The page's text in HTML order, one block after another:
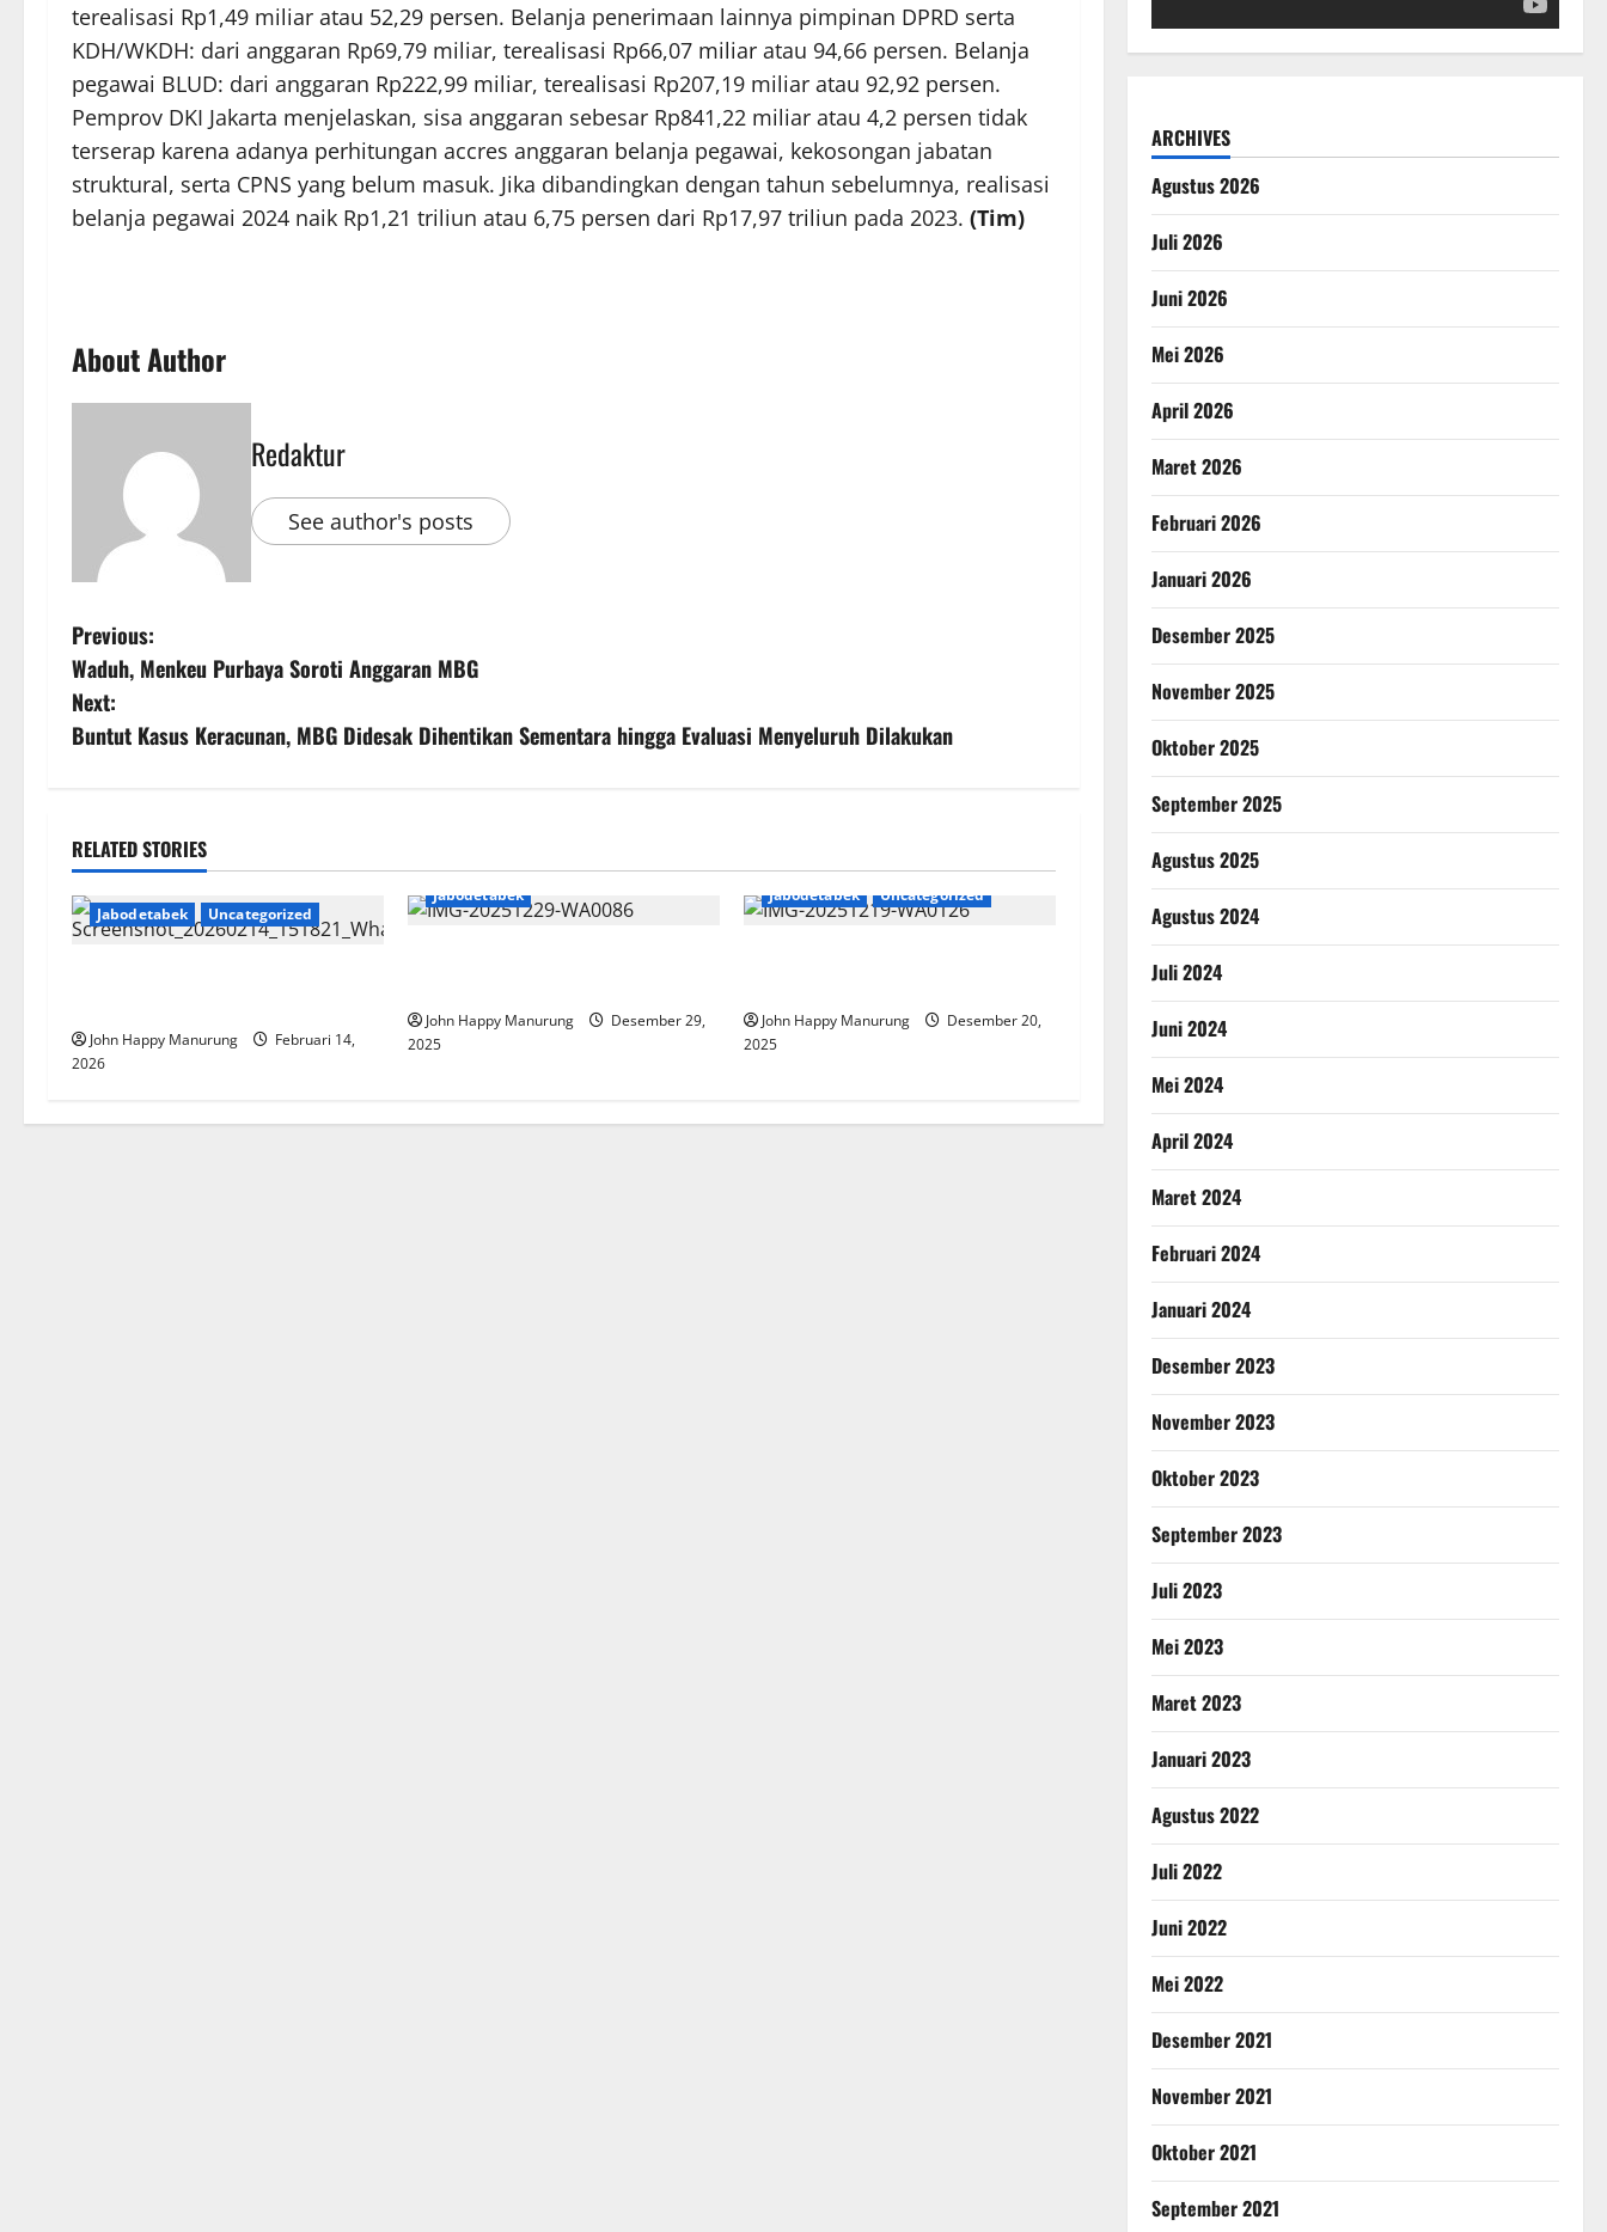
terealisasi Rp1,49 miliar atau 52,29 persen. Belanja penerimaan lainnya pimpinan DPRD serta
KDH/WKDH: dari anggaran Rp69,79 miliar, terealisasi Rp66,07 miliar atau 94,66 persen. Belanja
pegawai BLUD: dari anggaran Rp222,99 miliar, terealisasi Rp207,19 miliar atau 92,92 persen.
Pemprov DKI Jakarta menjelaskan, sisa anggaran sebesar Rp841,22 miliar atau 4,2 persen tidak
terserap karena adanya perhitungan accres anggaran belanja pegawai, kekosongan jabatan
struktural, serta CPNS yang belum masuk. Jika dibandingkan dengan tahun sebelumnya, realisasi
belanja pegawai 2024 naik Rp1,21 triliun atau 6,75 persen dari Rp17,97 triliun pada 2023. (Tim)
About Author
Redaktur
See author's posts
Previous:
Waduh, Menkeu Purbaya Soroti Anggaran MBG
Next:
Buntut Kasus Keracunan, MBG Didesak Dihentikan Sementara hingga Evaluasi Menyeluruh Dilakukan
RELATED STORIES
Jabodetabek Uncategorized
John Happy Manurung
Februari 14,
2026
Jabodetabek
John Happy Manurung
Desember 29,
2025
Jabodetabek Uncategorized
John Happy Manurung
Desember 20,
2025
ARCHIVES
Agustus 2026
Juli 2026
Juni 2026
Mei 2026
April 2026
Maret 2026
Februari 2026
Januari 2026
Desember 2025
November 2025
Oktober 2025
September 2025
Agustus 2025
Agustus 2024
Juli 2024
Juni 2024
Mei 2024
April 2024
Maret 2024
Februari 2024
Januari 2024
Desember 2023
November 2023
Oktober 2023
September 2023
Juli 2023
Mei 2023
Maret 2023
Januari 2023
Agustus 2022
Juli 2022
Juni 2022
Mei 2022
Desember 2021
November 2021
Oktober 2021
September 2021